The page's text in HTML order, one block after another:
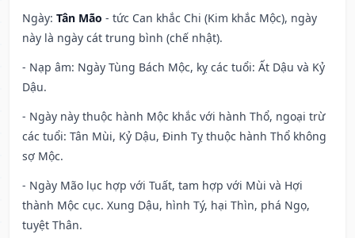
Ngày: Tân Mão - tức Can khắc Chi (Kim khắc Mộc), ngày
này là ngày cát trung bình (chế nhật).
- Nạp âm: Ngày Tùng Bách Mộc, kỵ các tuổi: Ất Dậu và Kỷ
Dậu.
- Ngày này thuộc hành Mộc khắc với hành Thổ, ngoại trừ
các tuổi: Tân Mùi, Kỷ Dậu, Đinh Tỵ thuộc hành Thổ không
sợ Mộc.
- Ngày Mão lục hợp với Tuất, tam hợp với Mùi và Hợi
thành Mộc cục. Xung Dậu, hình Tý, hại Thìn, phá Ngọ,
tuyệt Thân.